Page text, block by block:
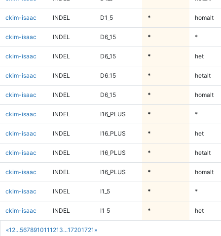
«1 2...5678910111213...17201721 »
ckim-isaac INDEL D1_5 * homalt
ckim-isaac INDEL D6_15 * *
ckim-isaac INDEL D6_15 * het
ckim-isaac INDEL D6_15 * hetalt
ckim-isaac INDEL D6_15 * homalt
ckim-isaac INDEL I16_PLUS * *
ckim-isaac INDEL I16_PLUS * het
ckim-isaac INDEL I16_PLUS * hetalt
ckim-isaac INDEL I16_PLUS * homalt
ckim-isaac INDEL I1_5 * *
ckim-isaac INDEL I1_5 * het